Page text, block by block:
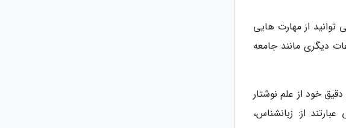
از مهارت هایی
دیگری مانند جامعه
خود از علم نوشتار
از: زبانشناس،